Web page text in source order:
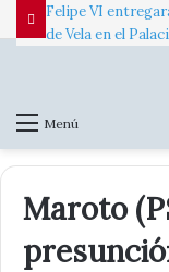
Felipe VI
de Vela en el
Menú
Maroto